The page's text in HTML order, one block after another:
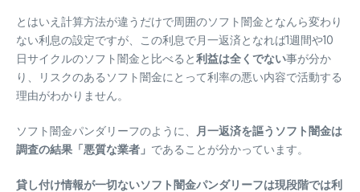
とはいえ計算方法が違うだけで周囲のソフト闇金となんら変わり
ない利息の設定ですが、この利息で月一返済となれば1週間や10
日サイクルのソフト闇金と比べると利益は全くでない事が分か
り、リスクのあるソフト闇金にとって利率の悪い内容で活動する
理由がわかりません。
ソフト闇金パンダリーフのように、
月一返済を謳うソフト闇金は
調査の結果「悪質な業者」 であることが分かっています。
貸し付け情報が一切ないソフト闇金パンダリーフは現段階では利